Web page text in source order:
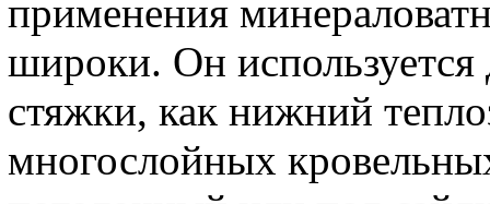
применения
широки. Он используется
стяжки, как нижний
многослойных